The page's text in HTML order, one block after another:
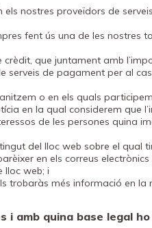
nostres proveïdors de
fent ús una de les nostres
que juntament amb
serveis de pagament per al
o en els quals
en la qual considerem que
de les persones quina
del lloc web sobre el qual
en els correus
lloc web; i
trobaràs més informació en la
i amb quina base legal ho